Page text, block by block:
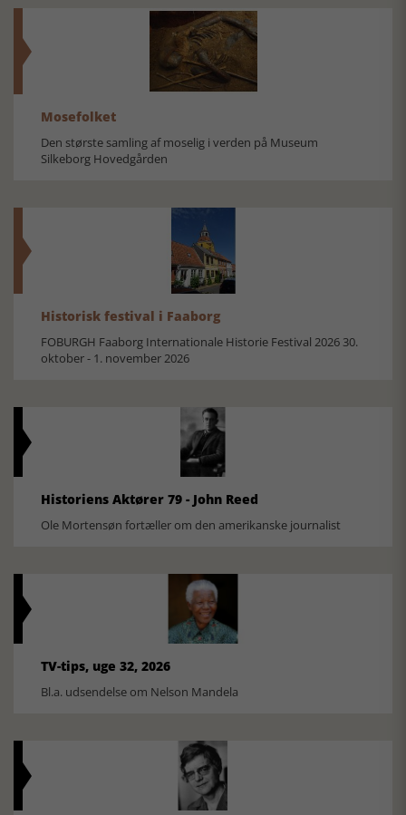
Mosefolket
Den største samling af moselig i verden på Museum
Silkeborg Hovedgården
Historisk festival i Faaborg
FOBURGH Faaborg Internationale Historie Festival 2026 30.
oktober - 1. november 2026
Historiens Aktører 79 - John Reed
Ole Mortensøn fortæller om den amerikanske journalist
TV-tips, uge 32, 2026
Bl.a. udsendelse om Nelson Mandela